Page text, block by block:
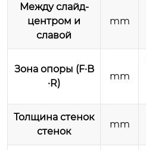
Между слайд-
центром и
славой
mm
Зона опоры (F·B
·R)
mm
Толщина стенок
стенок
mm